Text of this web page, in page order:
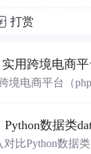
打赏
比Python数据